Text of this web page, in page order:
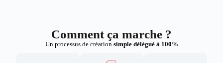
Comment ça marche ?
Un processus de création simple délégué à 100%